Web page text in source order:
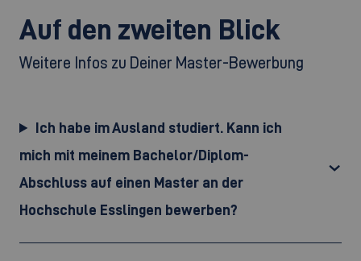
Auf den zweiten Blick
Weitere Infos zu Deiner Master-Bewerbung
Ich habe im Ausland studiert. Kann ich
mich mit meinem Bachelor/Diplom-
Abschluss auf einen Master an der
Hochschule Esslingen bewerben?